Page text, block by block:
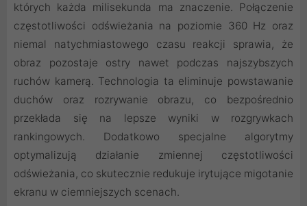
których każda milisekunda ma znaczenie. Połączenie
częstotliwości odświeżania na poziomie 360 Hz oraz
niemal natychmiastowego czasu reakcji sprawia, że
obraz pozostaje ostry nawet podczas najszybszych
ruchów kamerą. Technologia ta eliminuje powstawanie
duchów oraz rozrywanie obrazu, co bezpośrednio
przekłada się na lepsze wyniki w rozgrywkach
rankingowych. Dodatkowo specjalne algorytmy
optymalizują działanie zmiennej częstotliwości
odświeżania, co skutecznie redukuje irytujące migotanie
ekranu w ciemniejszych scenach.